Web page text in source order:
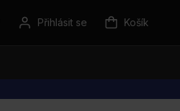
Přihlásit se Košík